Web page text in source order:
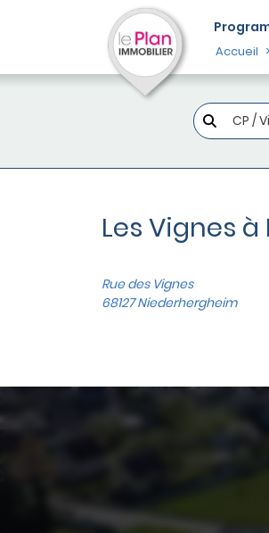
Accueil
Les Vignes
Rue des Vignes
68127 Niederhergheim